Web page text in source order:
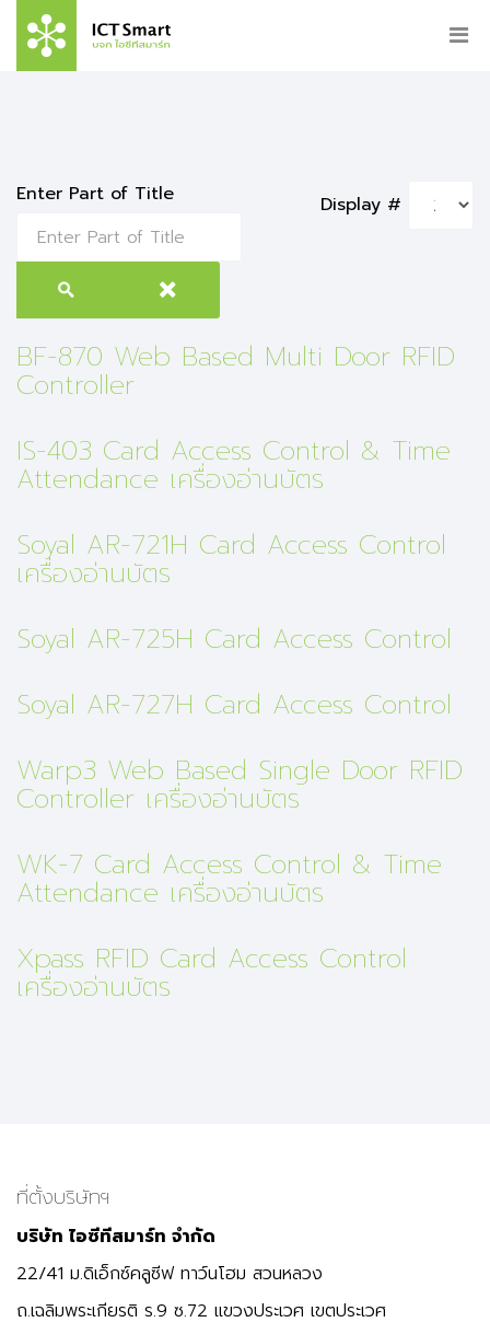
Enter Part of Title Display #
BF-870 Web Based Multi Door RFID
Controller
IS-403 Card Access Control & Time
Attendance เครื่องอ่านบัตร
Soyal AR-721H Card Access Control
เครื่องอ่านบัตร
Soyal AR-725H Card Access Control
Soyal AR-727H Card Access Control
Warp3 Web Based Single Door RFID
Controller เครื่องอ่านบัตร
WK-7 Card Access Control & Time
Attendance เครื่องอ่านบัตร
Xpass RFID Card Access Control
เครื่องอ่านบัตร
ที่ตั้งบริษัทฯ
บริษัท ไอซีทีสมาร์ท จำกัด
22/41 ม.ดิเอ็กซ์คลูซีฟ ทาว์นโฮม สวนหลวง
ถ.เฉลิมพระเกียรติ ร.9 ซ.72 แขวงประเวศ เขตประเวศ